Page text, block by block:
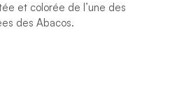
et colorée de l’une des
des Abacos.